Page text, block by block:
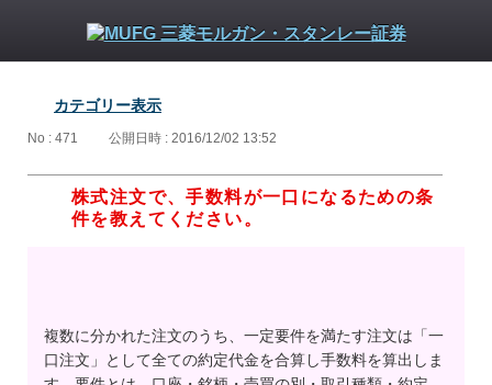
カテゴリー表示
No : 471 公開日時 : 2016/12/02 13:52
株式注文で、手数料が一口になるための条
件を教えてください。
複数に分かれた注文のうち、一定要件を満たす注文は「一
口注文」として全ての約定代金を合算し手数料を算出しま